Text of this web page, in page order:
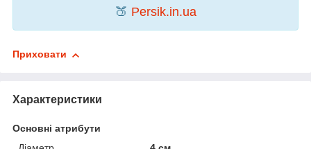
🍑 Persik.in.ua
Приховати
Характеристики
Основні атрибути